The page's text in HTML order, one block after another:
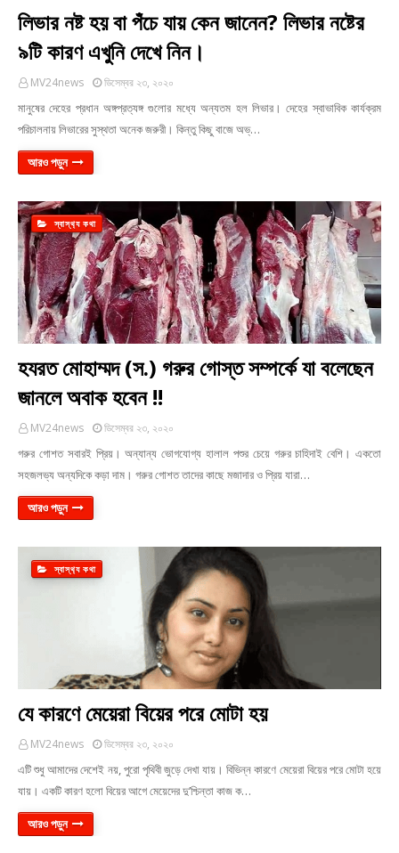
লিভার নষ্ট হয় বা পঁচে যায় কেন জানেন? লিভার নষ্টের
৯টি কারণ এখুনি দেখে নিন।
MV24news ডিসেম্বর ২৩, ২০২০
মানুষের দেহের প্রধান অঙ্গপ্রত্যঙ্গ গুলোর মধ্যে অন্যতম হল লিভার। দেহের স্বাভাবিক কার্যক্রম
পরিচালনায় লিভারের সুস্থতা অনেক জরুরী। কিন্তু কিছু বাজে অভ্…
আরও পড়ুন
স্বাস্থ‍্য কথা
হযরত মোহাম্মদ (স.) গরুর গোস্ত সম্পর্কে যা বলেছেন
জানলে অবাক হবেন !!
MV24news ডিসেম্বর ২৩, ২০২০
গরুর গোশত সবারই প্রিয়। অন্যান্য ভোগযোগ্য হালাল পশুর চেয়ে গরুর চাহিদাই বেশি। একতো
সহজলভ্য অন্যদিকে কড়া দাম। গরুর গোশত তাদের কাছে মজাদার ও প্রিয় যারা…
আরও পড়ুন
স্বাস্থ‍্য কথা
যে কারণে মেয়েরা বিয়ের পরে মোটা হয়
MV24news ডিসেম্বর ২৩, ২০২০
এটি শুধু আমাদের দেশেই নয়, পুরো পৃথিবী জুড়ে দেখা যায়। বিভিন্ন কারণে মেয়েরা বিয়ের পরে মোটা হয়ে
যায়। একটি কারণ হলো বিয়ের আগে মেয়েদের দু’শ্চিন্তা কাজ ক…
আরও পড়ুন